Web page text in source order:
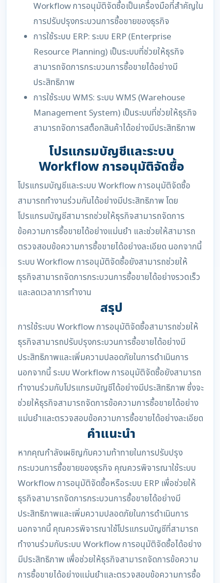
Workflow การอนุมัติจัดซื้อเป็นเครื่องมือที่สำคัญใน
การปรับปรุงกระบวนการซื้อขายของธุรกิจ
การใช้ระบบ ERP: ระบบ ERP (Enterprise
Resource Planning) เป็นระบบที่ช่วยให้ธุรกิจ
สามารถจัดการกระบวนการซื้อขายได้อย่างมี
ประสิทธิภาพ
การใช้ระบบ WMS: ระบบ WMS (Warehouse
Management System) เป็นระบบที่ช่วยให้ธุรกิจ
สามารถจัดการสต็อกสินค้าได้อย่างมีประสิทธิภาพ
โปรแกรมบัญชีและระบบ
Workflow การอนุมัติจัดซื้อ
โปรแกรมบัญชีและระบบ Workflow การอนุมัติจัดซื้อ
สามารถทำงานร่วมกันได้อย่างมีประสิทธิภาพ โดย
โปรแกรมบัญชีสามารถช่วยให้ธุรกิจสามารถจัดการ
ข้อความการซื้อขายได้อย่างแม่นยำ และช่วยให้สามารถ
ตรวจสอบข้อความการซื้อขายได้อย่างละเอียด นอกจากนี้
ระบบ Workflow การอนุมัติจัดซื้อยังสามารถช่วยให้
ธุรกิจสามารถจัดการกระบวนการซื้อขายได้อย่างรวดเร็ว
และลดเวลาการทำงาน
สรุป
การใช้ระบบ Workflow การอนุมัติจัดซื้อสามารถช่วยให้
ธุรกิจสามารถปรับปรุงกระบวนการซื้อขายได้อย่างมี
ประสิทธิภาพและเพิ่มความปลอดภัยในการดำเนินการ
นอกจากนี้ ระบบ Workflow การอนุมัติจัดซื้อยังสามารถ
ทำงานร่วมกับโปรแกรมบัญชีได้อย่างมีประสิทธิภาพ ซึ่งจะ
ช่วยให้ธุรกิจสามารถจัดการข้อความการซื้อขายได้อย่าง
แม่นยำและตรวจสอบข้อความการซื้อขายได้อย่างละเอียด
คำแนะนำ
หากคุณกำลังเผชิญกับความท้าทายในการปรับปรุง
กระบวนการซื้อขายของธุรกิจ คุณควรพิจารณาใช้ระบบ
Workflow การอนุมัติจัดซื้อหรือระบบ ERP เพื่อช่วยให้
ธุรกิจสามารถจัดการกระบวนการซื้อขายได้อย่างมี
ประสิทธิภาพและเพิ่มความปลอดภัยในการดำเนินการ
นอกจากนี้ คุณควรพิจารณาใช้โปรแกรมบัญชีที่สามารถ
ทำงานร่วมกับระบบ Workflow การอนุมัติจัดซื้อได้อย่าง
มีประสิทธิภาพ เพื่อช่วยให้ธุรกิจสามารถจัดการข้อความ
การซื้อขายได้อย่างแม่นยำและตรวจสอบข้อความการซื้อ